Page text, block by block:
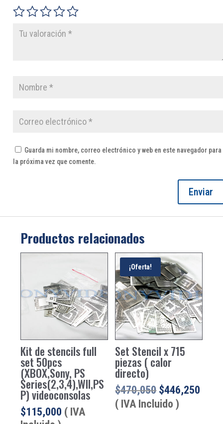
Guarda mi nombre, correo electrónico y web en este navegador para
la próxima vez que comente.
Productos relacionados
Kit de stencils full
set 50pcs
(XBOX,Sony, PS
Series(2,3,4),WII,PS
P) videoconsolas
$115,000 ( IVA
¡Oferta!
Set Stencil x 715
piezas ( calor
directo)
$470,050 El
precio
$446,250
( IVA Incluido )